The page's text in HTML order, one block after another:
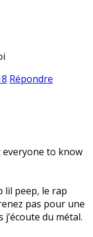
Répondre
everyone to know
lil peep, le rap
pas pour une
du métal.